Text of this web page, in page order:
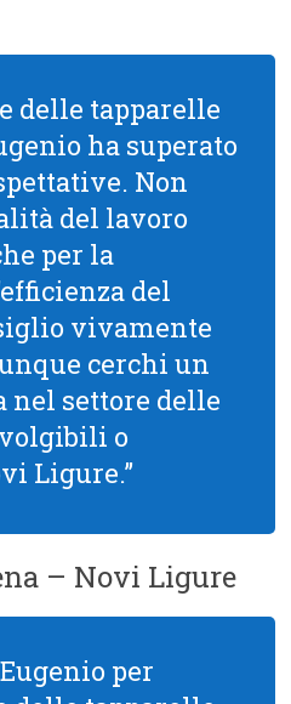
delle tapparelle
ha superato
Non
del lavoro
per la
del
vivamente
cerchi un
nel settore delle
o
Ligure.”
– Novi Ligure
per